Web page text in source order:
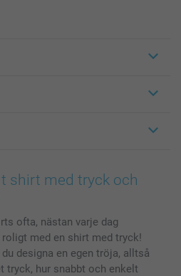
shirt med tryck och
ofta, nästan varje dag
med en shirt med tryck!
designa en egen tröja, alltså
tryck, hur snabbt och enkelt